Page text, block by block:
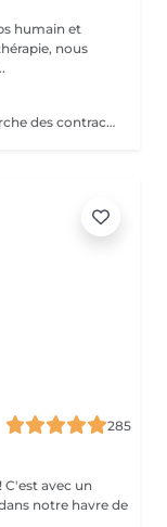
humain et
nous
Massage de préparation de la peau et recherche des contractures suivis pas la pose des ventouses. Le vide est créé à l'aide d'une flamme, aucune sensation de chaud n'est ressentie durant le procédé et la technique est peu douloureuse. Le but de la cupping therapy est de soulager les tensions musculaires tout en promouvant la circulation sanguine et lymphatique.
285
notre havre de